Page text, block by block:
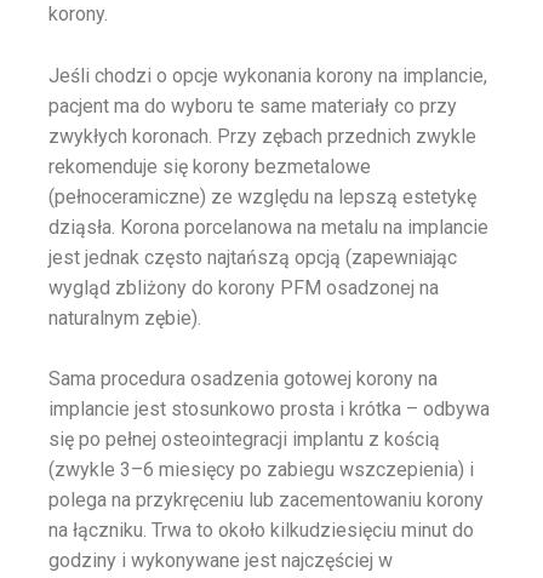
korony.
Jeśli chodzi o opcje wykonania korony na implancie,
pacjent ma do wyboru te same materiały co przy
zwykłych koronach. Przy zębach przednich zwykle
rekomenduje się korony bezmetalowe
(pełnoceramiczne) ze względu na lepszą estetykę
dziąsła. Korona porcelanowa na metalu na implancie
jest jednak często najtańszą opcją (zapewniając
wygląd zbliżony do korony PFM osadzonej na
naturalnym zębie).
Sama procedura osadzenia gotowej korony na
implancie jest stosunkowo prosta i krótka – odbywa
się po pełnej osteointegracji implantu z kością
(zwykle 3–6 miesięcy po zabiegu wszczepienia) i
polega na przykręceniu lub zacementowaniu korony
na łączniku. Trwa to około kilkudziesięciu minut do
godziny i wykonywane jest najczęściej w